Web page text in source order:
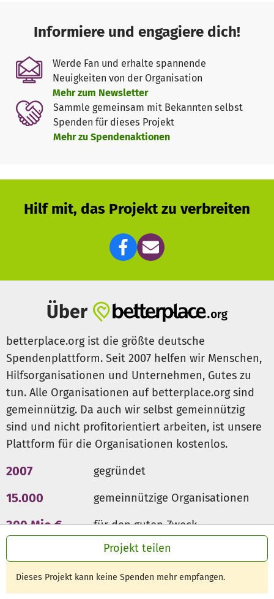
Projekt teilen
Dieses Projekt kann keine Spenden mehr empfangen.
Informiere und engagiere dich!
Werde Fan und erhalte spannende
Neuigkeiten von der Organisation
Mehr zum Newsletter
Sammle gemeinsam mit Bekannten selbst
Spenden für dieses Projekt
Mehr zu Spendenaktionen
Hilf mit, das Projekt zu verbreiten
Über
betterplace.org ist die größte deutsche
Spendenplattform. Seit 2007 helfen wir Menschen,
Hilfsorganisationen und Unternehmen, Gutes zu
tun. Alle Organisationen auf betterplace.org sind
gemeinnützig. Da auch wir selbst gemeinnützig
sind und nicht profitorientiert arbeiten, ist unsere
Plattform für die Organisationen kostenlos.
2007 gegründet
15.000 gemeinnützige Organisationen
300 Mio € für den guten Zweck